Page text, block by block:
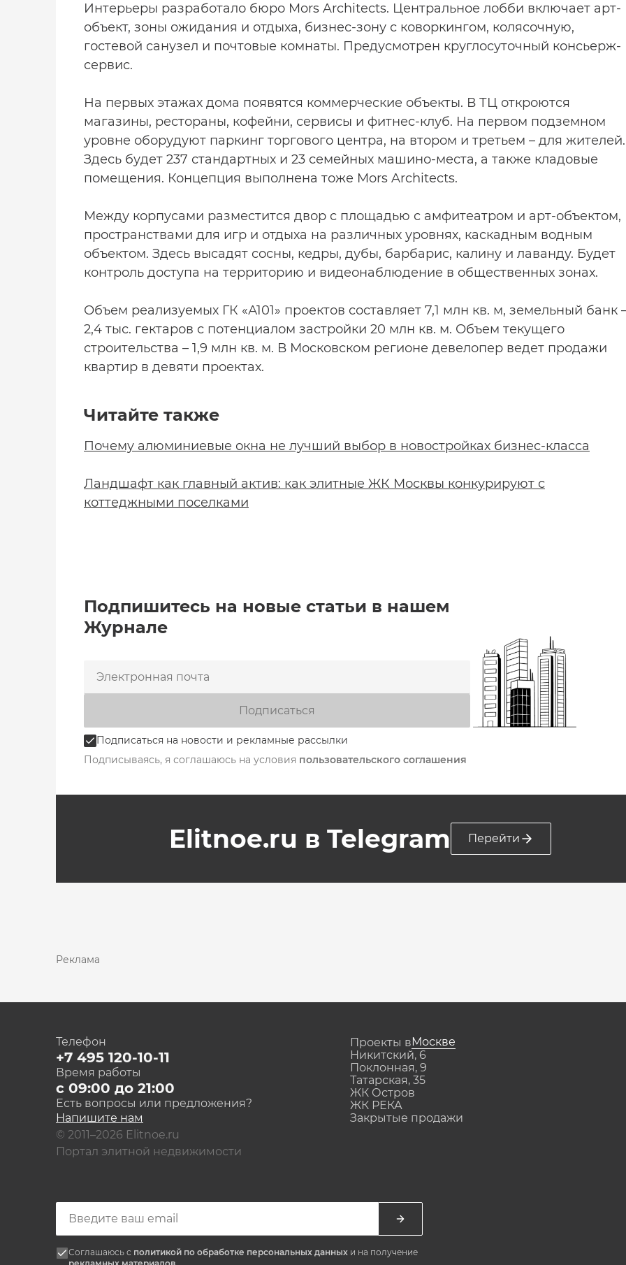
Интерьеры разработало бюро Mors Architects. Центральное лобби включает арт-
объект, зоны ожидания и отдыха, бизнес-зону с коворкингом, колясочную,
гостевой санузел и почтовые комнаты. Предусмотрен круглосуточный консьерж-
сервис.
На первых этажах дома появятся коммерческие объекты. В ТЦ откроются
магазины, рестораны, кофейни, сервисы и фитнес-клуб. На первом подземном
уровне оборудуют паркинг торгового центра, на втором и третьем – для жителей.
Здесь будет 237 стандартных и 23 семейных машино-места, а также кладовые
помещения. Концепция выполнена тоже Mors Architects.
Между корпусами разместится двор с площадью с амфитеатром и арт-объектом,
пространствами для игр и отдыха на различных уровнях, каскадным водным
объектом. Здесь высадят сосны, кедры, дубы, барбарис, калину и лаванду. Будет
контроль доступа на территорию и видеонаблюдение в общественных зонах.
Объем реализуемых ГК «А101» проектов составляет 7,1 млн кв. м, земельный банк
2,4 тыс. гектаров с потенциалом застройки 20 млн кв. м. Объем текущего
строительства – 1,9 млн кв. м. В Московском регионе девелопер ведет продажи
квартир в девяти проектах.
Читайте также
Почему алюминиевые окна не лучший выбор в новостройках бизнес-класса
Ландшафт как главный актив: как элитные ЖК Москвы конкурируют с
коттеджными поселками
Подпишитесь на новые статьи в нашем
Журнале
Подписаться на новости и рекламные рассылки
Подписаться
Подписываясь, я соглашаюсь на условия пользовательского соглашения
Elitnoe.ru в Telegram Перейти
Реклама
Телефон
+7 495 120-10-11
Время работы
с 09:00 до 21:00
Есть вопросы или предложения?
Напишите нам
© 2011–2026 Elitnoe.ru
Портал элитной недвижимости
Проекты вМоскве
Никитский, 6
Поклонная, 9
Татарская, 35
ЖК Остров
ЖК РЕКА
Закрытые продажи
Соглашаюсь с политикой по обработке персональных данных и на получение